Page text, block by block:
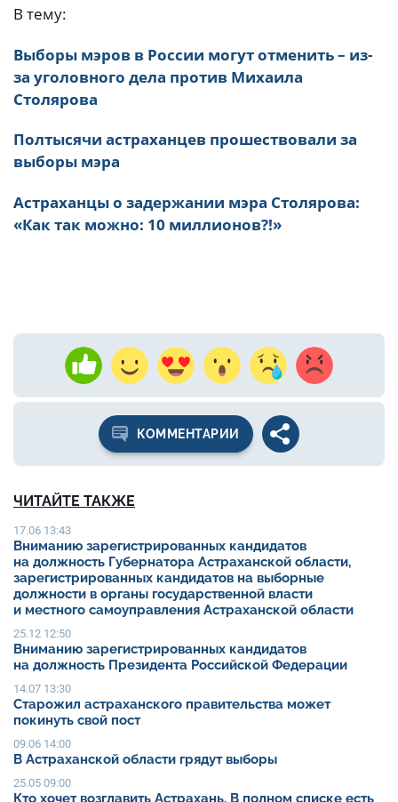
В тему:
Выборы мэров в России могут отменить – из-
за уголовного дела против Михаила
Столярова
Полтысячи астраханцев прошествовали за
выборы мэра
Астраханцы о задержании мэра Столярова:
«Как так можно: 10 миллионов?!»
КОММЕНТАРИИ
ЧИТАЙТЕ ТАКЖЕ
17.06 13:43
Вниманию зарегистрированных кандидатов
на должность Губернатора Астраханской области,
зарегистрированных кандидатов на выборные
должности в органы государственной власти
и местного самоуправления Астраханской области
25.12 12:50
Вниманию зарегистрированных кандидатов
на должность Президента Российской Федерации
14.07 13:30
Старожил астраханского правительства может
покинуть свой пост
09.06 14:00
В Астраханской области грядут выборы
25.05 09:00
Кто хочет возглавить Астрахань. В полном списке есть